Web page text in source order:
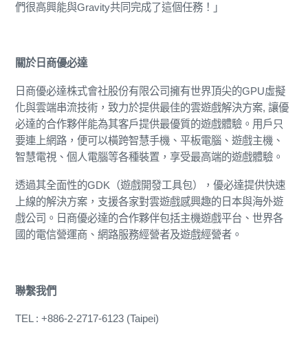
們很高興能與Gravity共同完成了這個任務！」
關於日商優必達
日商優必達株式會社股份有限公司擁有世界頂尖的GPU虛擬
化與雲端串流技術，致力於提供最佳的雲遊戲解決方案, 讓優
必達的合作夥伴能為其客戶提供最優質的遊戲體驗。用戶只
要連上網路，便可以橫跨智慧手機、平板電腦、遊戲主機、
智慧電視、個人電腦等各種裝置，享受最高端的遊戲體驗。
透過其全面性的GDK（遊戲開發工具包），優必達提供快速
上線的解決方案，支援各家對雲遊戲感興趣的日本與海外遊
戲公司。日商優必達的合作夥伴包括主機遊戲平台、世界各
國的電信營運商、網路服務經營者及遊戲經營者。
聯繫我們
TEL : +886-2-2717-6123 (Taipei)